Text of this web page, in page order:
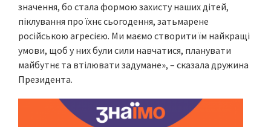
значення, бо стала формою захисту наших дітей,
піклування про їхнє сьогодення, затьмарене
російською агресією. Ми маємо створити їм найкращі
умови, щоб у них були сили навчатися, планувати
майбутнє та втілювати задумане», – сказала дружина
Президента.